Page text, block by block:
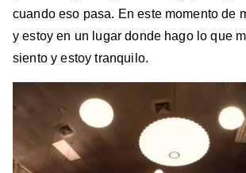
cuando eso pasa. En este momento de
y estoy en un lugar donde hago lo que
siento y estoy tranquilo.